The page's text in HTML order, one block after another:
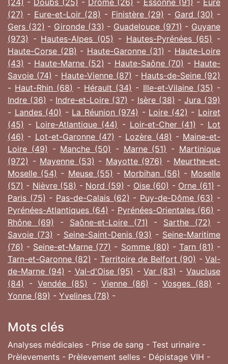
(27) - Eure-et-Loir (28) - Finistère (29) - Gard (30) -
Gers (32) - Gironde (33) - Guadeloupe (971) - Guyane
(973) - Hautes-Alpes (05) - Hautes-Pyrénées (65) -
Haute-Corse (2B) - Haute-Garonne (31) - Haute-Loire
(43) - Haute-Marne (52) - Haute-Saône (70) - Haute-
Savoie (74) - Haute-Vienne (87) - Hauts-de-Seine (92)
- Haut-Rhin (68) - Hérault (34) - Ille-et-Vilaine (35) -
Indre (36) - Indre-et-Loire (37) - Isère (38) -Jura (39)
- Landes (40) - La Réunion (974) - Loire (42) - Loiret
(45) - Loire-Atlantique (44) - Loir-et-Cher (41) - Lot
(46) - Lot-et-Garonne (47) - Lozère (48) - Maine-et-
Loire (49) - Manche (50) - Marne (51) - Martinique
(972) - Mayenne (53) - Mayotte (976) - Meurthe-et-
Moselle (54) - Meuse (55) - Morbihan (56) - Moselle
(57) - Nièvre (58) - Nord (59) - Oise (60) - Orne (61) -
Paris (75) - Pas-de-Calais (62) - Puy-de-Dôme (63) -
Pyrénées-Atlantiques (64) - Pyrénées-Orientales (66) -
Rhône (69) - Saône-et-Loire (71) - Sarthe (72)
-
Savoie (73) - Seine-Saint-Denis (93) - Seine-Maritime
(76) - Seine-et-Marne (77) - Somme (80) - Tarn (81) -
Tarn-et-Garonne (82) - Territoire de Belfort (90) - Val-
de-Marne (94) - Val-d'Oise (95) -Var (83) -Vaucluse
(84) - Vendée (85) - Vienne (86) - Vosges (88) -
Yonne (89) - Yvelines (78) -
Mots clés
Analyses médicales - Prise de sang - Test urinaire -
Prèlevements - Prèlevement selles - Dépistage VIH -